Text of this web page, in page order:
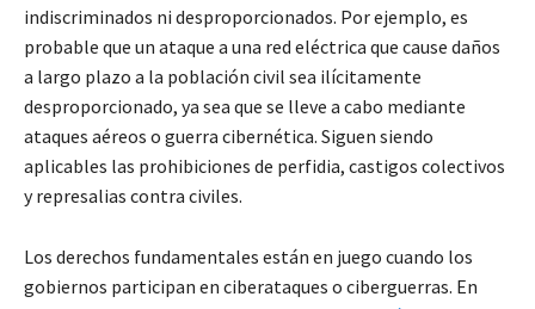
indiscriminados ni desproporcionados. Por ejemplo, es
probable que un ataque a una red eléctrica que cause daños
a largo plazo a la población civil sea ilícitamente
desproporcionado, ya sea que se lleve a cabo mediante
ataques aéreos o guerra cibernética. Siguen siendo
aplicables las prohibiciones de perfidia, castigos colectivos
y represalias contra civiles.
Los derechos fundamentales están en juego cuando los
gobiernos participan en ciberataques o ciberguerras. En